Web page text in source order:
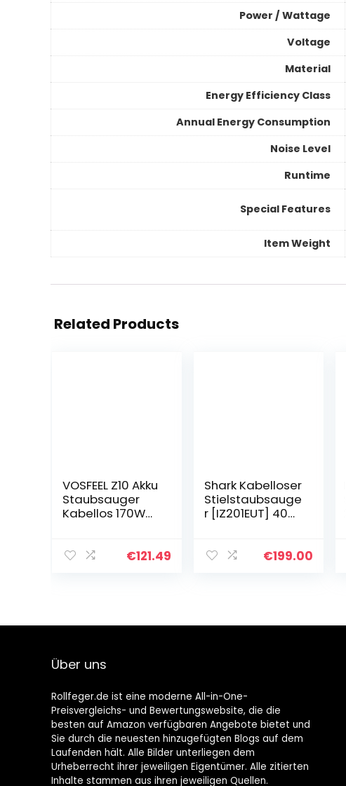
Power / Wattage
Voltage
Material
Energy Efficiency Class
Annual Energy Consumption
Noise Level
Runtime
Special Features
Item Weight
Related Products
VOSFEEL Z10 Akku
Staubsauger
Kabellos 170W
Hartboden €121.49
Shark Kabelloser
Stielstaubsauge
r [IZ201EUT] 40
Tierhaare,0.7L,
€199.00
Über uns
Rollfeger.de ist eine moderne All-in-One-
Preisvergleichs- und Bewertungswebsite, die die
besten auf Amazon verfügbaren Angebote bietet und
Sie durch die neuesten hinzugefügten Blogs auf dem
Laufenden hält. Alle Bilder unterliegen dem
Urheberrecht ihrer jeweiligen Eigentümer. Alle zitierten
Inhalte stammen aus ihren jeweiligen Quellen.